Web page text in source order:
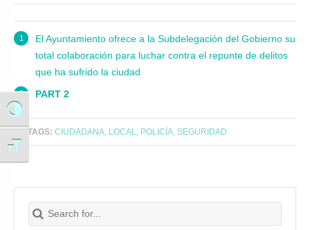
Alternar alto contraste
Alternar tamaño de letra
"El Ayuntamiento ofrece a la Subdelegación del Gobierno su total colaboración para luchar contra el repunte de delitos que ha sufrido la ciudad" table of contents
El Ayuntamiento ofrece a la Subdelegación del Gobierno su
total colaboración para luchar contra el repunte de delitos
que ha sufrido la ciudad
PART 2
TAGS: CIUDADANA LOCAL POLICÍA ,SEGURIDAD
Search for:
Buscar